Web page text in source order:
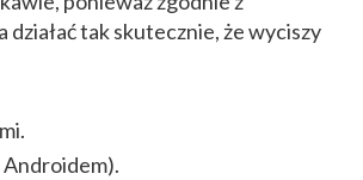
tak skutecznie, że wyciszy
Androidem).